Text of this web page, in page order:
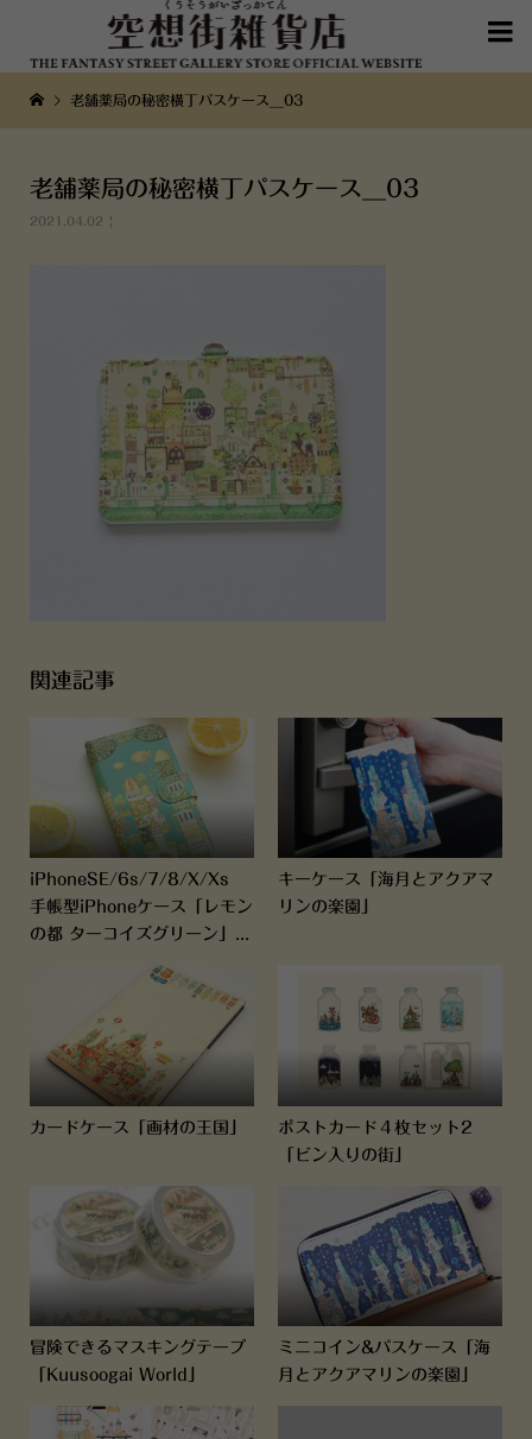

老舗薬局の秘密横丁パスケース__03
老舗薬局の秘密横丁パスケース__03
2021.04.02
関連記事
iPhoneSE/6s/7/8/X/Xs
手帳型iPhoneケース「レモン
の都 ターコイズグリーン」...
キーケース「海月とアクアマ
リンの楽園」
カードケース「画材の王国」
ポストカード４枚セット2
「ビン入りの街」
冒険できるマスキングテープ
「Kuusoogai World」
ミニコイン&パスケース「海
月とアクアマリンの楽園」